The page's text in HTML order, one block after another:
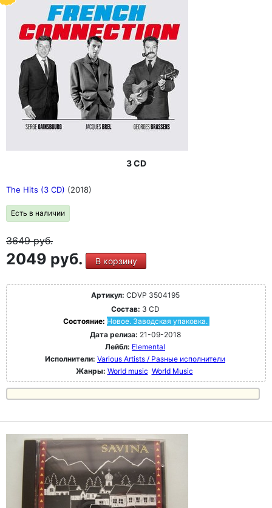
3 CD
The Hits (3 CD) (2018)
Есть в наличии
3649руб.
2049 руб. В корзину
Артикул: CDVP 3504195
Состав: 3 CD
Состояние: Новое. Заводская упаковка.
Дата релиза: 21-09-2018
Лейбл: Elemental
Исполнители: Various Artists / Разные исполнители
Жанры: World music World Music